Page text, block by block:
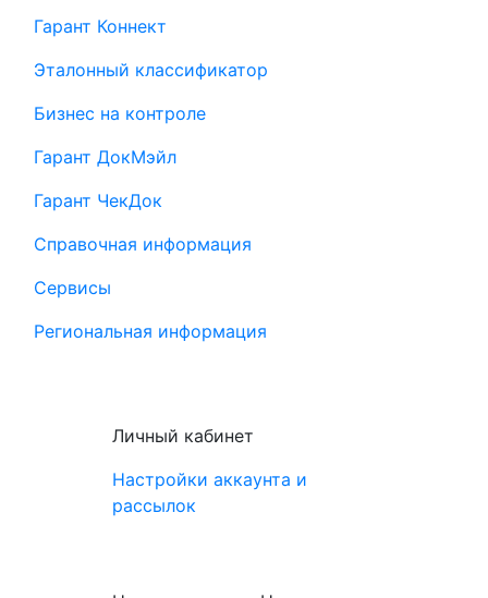
Гарант Коннект
Эталонный классификатор
Бизнес на контроле
Гарант ДокМэйл
Гарант ЧекДок
Справочная информация
Сервисы
Региональная информация
Личный кабинет
Настройки аккаунта и
рассылок